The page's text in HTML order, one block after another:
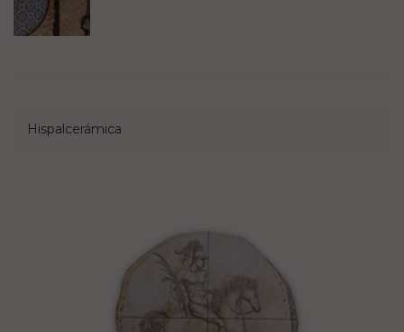
Hispalcerámica